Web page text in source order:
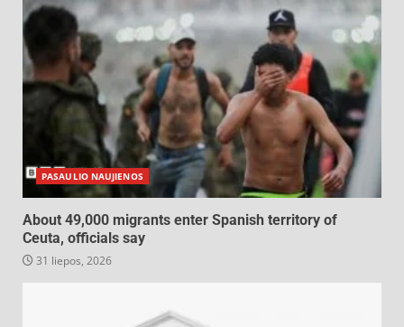
PASAULIO NAUJIENOS
About 49,000 migrants enter Spanish territory of
Ceuta, officials say
31 liepos, 2026